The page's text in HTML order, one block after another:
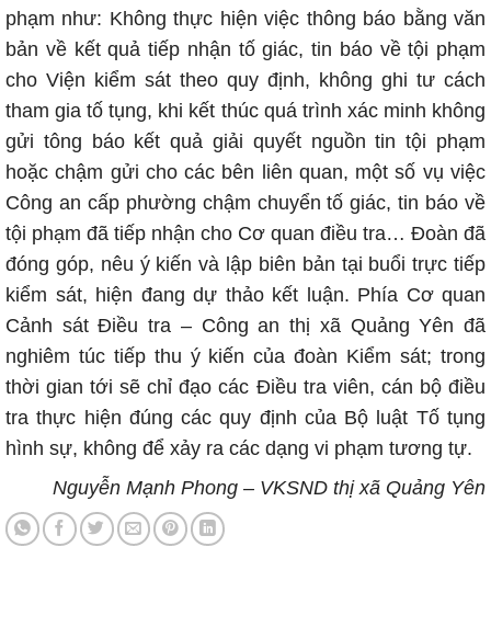
phạm như: Không thực hiện việc thông báo bằng văn
bản về kết quả tiếp nhận tố giác, tin báo về tội phạm
cho Viện kiểm sát theo quy định, không ghi tư cách
tham gia tố tụng, khi kết thúc quá trình xác minh không
gửi tông báo kết quả giải quyết nguồn tin tội phạm
hoặc chậm gửi cho các bên liên quan, một số vụ việc
Công an cấp phường chậm chuyển tố giác, tin báo về
tội phạm đã tiếp nhận cho Cơ quan điều tra… Đoàn đã
đóng góp, nêu ý kiến và lập biên bản tại buổi trực tiếp
kiểm sát, hiện đang dự thảo kết luận. Phía Cơ quan
Cảnh sát Điều tra – Công an thị xã Quảng Yên đã
nghiêm túc tiếp thu ý kiến của đoàn Kiểm sát; trong
thời gian tới sẽ chỉ đạo các Điều tra viên, cán bộ điều
tra thực hiện đúng các quy định của Bộ luật Tố tụng
hình sự, không để xảy ra các dạng vi phạm tương tự.
Nguyễn Mạnh Phong – VKSND thị xã Quảng Yên